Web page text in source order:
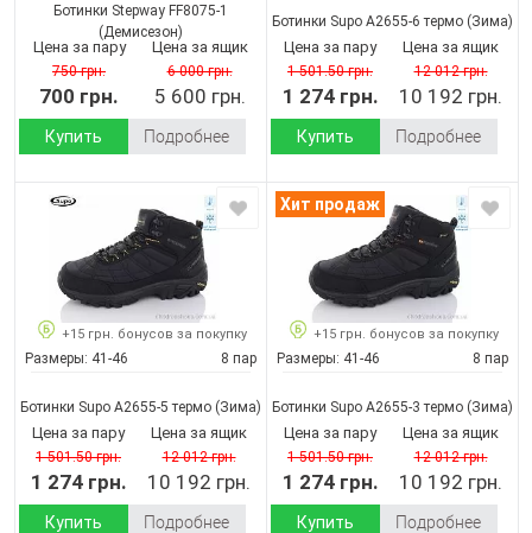
Ботинки Stepway FF8075-1
(Демисезон)
Цена за пару
750 грн.
700 грн.
Цена за ящик
6 000 грн.
5 600 грн.
Купить Подробнее
Ботинки Supo A2655-6 термо (Зима)
Цена за пару
1 501.50 грн.
1 274 грн.
Цена за ящик
12 012 грн.
10 192 грн.
Купить Подробнее
+15 грн. бонусов за покупку
Размеры: 41-46 8 пар
Ботинки Supo A2655-5 термо (Зима)
Цена за пару
1 501.50 грн.
1 274 грн.
Цена за ящик
12 012 грн.
10 192 грн.
Купить Подробнее
Хит продаж
+15 грн. бонусов за покупку
Размеры: 41-46 8 пар
Ботинки Supo A2655-3 термо (Зима)
Цена за пару
1 501.50 грн.
1 274 грн.
Цена за ящик
12 012 грн.
10 192 грн.
Купить Подробнее